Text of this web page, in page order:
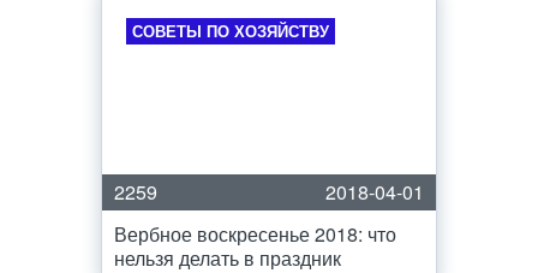
СОВЕТЫ ПО ХОЗЯЙСТВУ
2259
2018-04-01
Вербное воскресенье 2018: что
нельзя делать в праздник